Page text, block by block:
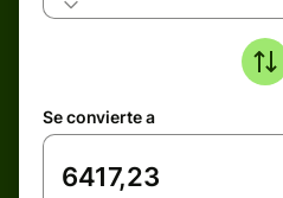
Se convierte a